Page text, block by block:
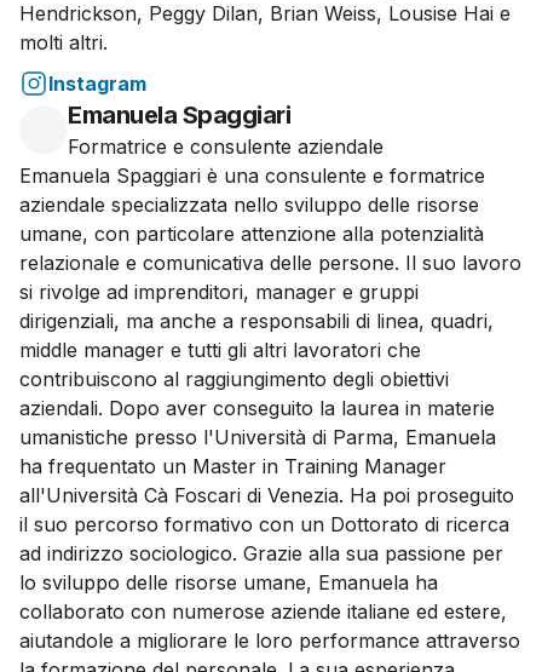
Hendrickson, Peggy Dilan, Brian Weiss, Lousise Hai e
molti altri.
Instagram
Emanuela Spaggiari
Formatrice e consulente aziendale
Emanuela Spaggiari è una consulente e formatrice
aziendale specializzata nello sviluppo delle risorse
umane, con particolare attenzione alla potenzialità
relazionale e comunicativa delle persone. Il suo lavoro
si rivolge ad imprenditori, manager e gruppi
dirigenziali, ma anche a responsabili di linea, quadri,
middle manager e tutti gli altri lavoratori che
contribuiscono al raggiungimento degli obiettivi
aziendali. Dopo aver conseguito la laurea in materie
umanistiche presso l'Università di Parma, Emanuela
ha frequentato un Master in Training Manager
all'Università Cà Foscari di Venezia. Ha poi proseguito
il suo percorso formativo con un Dottorato di ricerca
ad indirizzo sociologico. Grazie alla sua passione per
lo sviluppo delle risorse umane, Emanuela ha
collaborato con numerose aziende italiane ed estere,
aiutandole a migliorare le loro performance attraverso